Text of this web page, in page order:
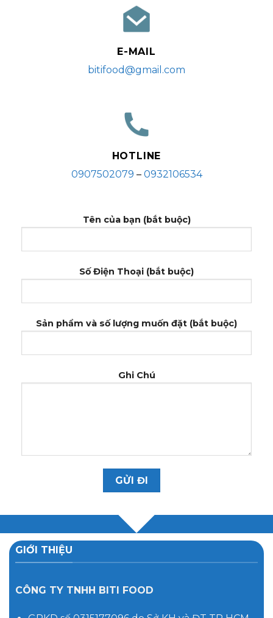
E-MAIL
bitifood@gmail.com
HOTLINE
0907502079 – 0932106534
Tên của bạn (bắt buộc)
Số Điện Thoại (bắt buộc)
Sản phẩm và số lượng muốn đặt (bắt buộc)
Ghi Chú
GIỚI THIỆU
CÔNG TY TNHH BITI FOOD